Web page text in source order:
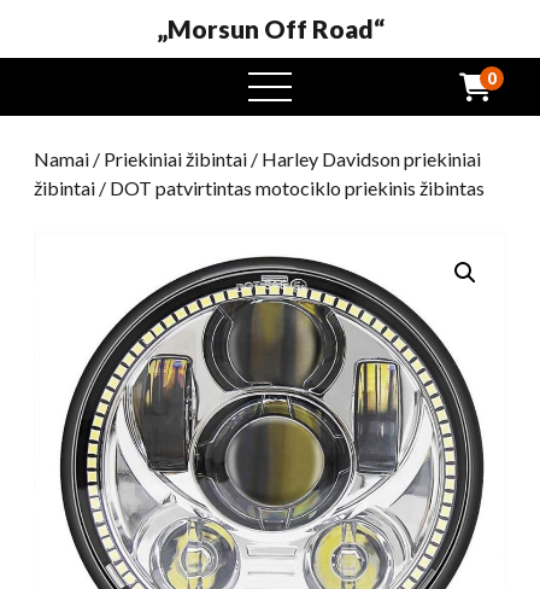
„Morsun Off Road“
Atidaryti
meniu
0
Namai / Priekiniai žibintai / Harley Davidson priekiniai
žibintai / DOT patvirtintas motociklo priekinis žibintas